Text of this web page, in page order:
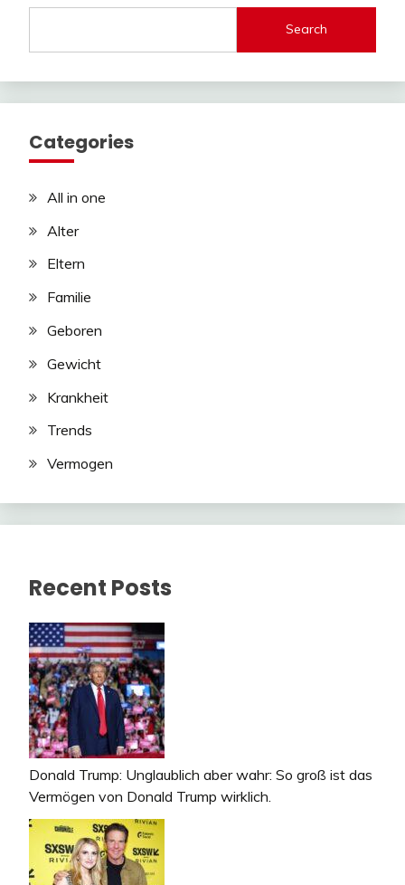
Search
Categories
All in one
Alter
Eltern
Familie
Geboren
Gewicht
Krankheit
Trends
Vermogen
Recent Posts
Donald Trump: Unglaublich aber wahr: So groß ist das
Vermögen von Donald Trump wirklich.